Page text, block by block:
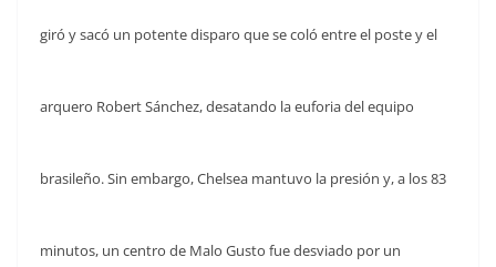
giró y sacó un potente disparo que se coló entre el poste y el
arquero Robert Sánchez, desatando la euforia del equipo
brasileño. Sin embargo, Chelsea mantuvo la presión y, a los 83
minutos, un centro de Malo Gusto fue desviado por un